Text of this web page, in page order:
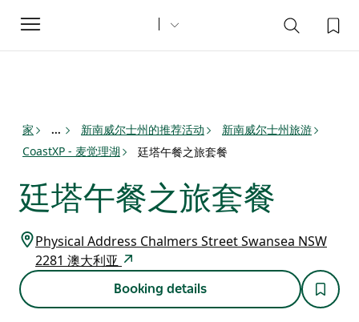
Toggle
navigation
家 ... 新南威尔士州的推荐活动
新南威尔士州旅游
CoastXP - 麦觉理湖
廷塔午餐之旅套餐
廷塔午餐之旅套餐
Physical Address Chalmers Street Swansea NSW
2281 澳大利亚
Booking details